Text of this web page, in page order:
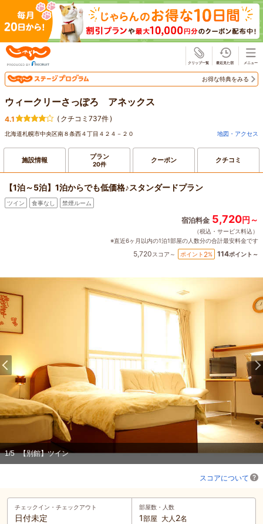
お得な特典をみる
ウィークリーさっぽろ アネックス
4.1 ( クチコミ737件)
北海道札幌市中央区南８条西４丁目４２４－２０ 地図・アクセス
施設情報 プラン
20件 クーポン クチコミ
【1泊～5泊】1泊からでも低価格♪スタンダードプラン
ツイン 食事なし 禁煙ルーム
宿泊料金 5,720円～
（税込・サービス料込）
※直近6ヶ月以内の1泊1部屋の人数分の合計最安料金です
5,720スコア～ ポイント 2% 114ポイント～
1/5 【別館】ツイン
スコアについて
チェックイン・ チェックアウト
日付未定
部屋数・人数
1部屋 大人 2名